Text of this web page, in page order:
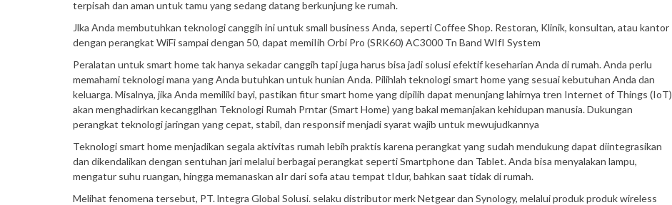
terpisah dan aman untuk tamu yang sedang datang berkunjung ke rumah.
Jlka Anda membutuhkan teknologi canggih ini untuk small business Anda, seperti Coffee Shop. Restoran, Klinik, konsultan, atau kantor
dengan perangkat WiFi sampai dengan 50, dapat memiIih Orbi Pro (SRK60) AC3000 Tn Band WIfI System
Peralatan untuk smart home tak hanya sekadar canggih tapi juga harus bisa jadi solusi efektif keseharian Anda di rumah. Anda perlu
memahami teknologi mana yang Anda butuhkan untuk hunian Anda. Pilihlah teknologi smart home yang sesuai kebutuhan Anda dan
keluarga. Misalnya, jika Anda memiliki bayi, pastikan fitur smart home yang dipilih dapat menunjang lahirnya tren Internet of Things (IoT)
akan menghadirkan kecangglhan Teknologi Rumah Prntar (Smart Home) yang bakal memanjakan kehidupan manusia. Dukungan
perangkat teknologi jaringan yang cepat, stabil, dan responsif menjadi syarat wajib untuk mewujudkannya
Teknologi smart home menjadikan segala aktivitas rumah lebih praktis karena perangkat yang sudah mendukung dapat diintegrasikan
dan dikendalikan dengan sentuhan jari melalui berbagai perangkat seperti Smartphone dan Tablet. Anda bisa menyalakan lampu,
mengatur suhu ruangan, hingga memanaskan aIr dari sofa atau tempat tIdur, bahkan saat tidak di rumah.
Melihat fenomena tersebut, PT. lntegra Global Solusi. selaku distributor merk Netgear dan Synology, melalui produk produk wireless